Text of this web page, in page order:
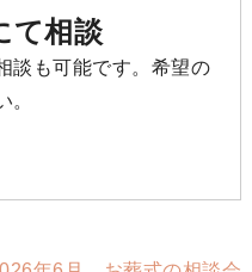
て相談
談も可能です。希望の
。